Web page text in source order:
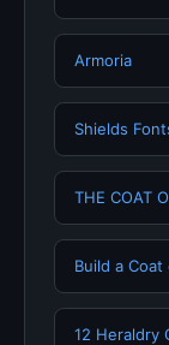
Armoria
Shields
THE COAT
Build a Coat
12 Heraldry